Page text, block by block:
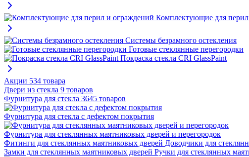
Комплектующие для
Системы безрамного остекления
Готовые стеклянные перегородки
Покраска стекла CRI GlassPaint
Акции 534 товара
Двери из стекла 9 товаров
Фурнитура для стекла 3645 товаров
Фурнитура для стекла с дефектом покрытия
Фурнитура для стеклянных маятниковых дверей и перегородок
Фитинги для стеклянных маятниковых дверей Доводчики для
Замки для стеклянных маятниковых дверей Ручки для стеклянных